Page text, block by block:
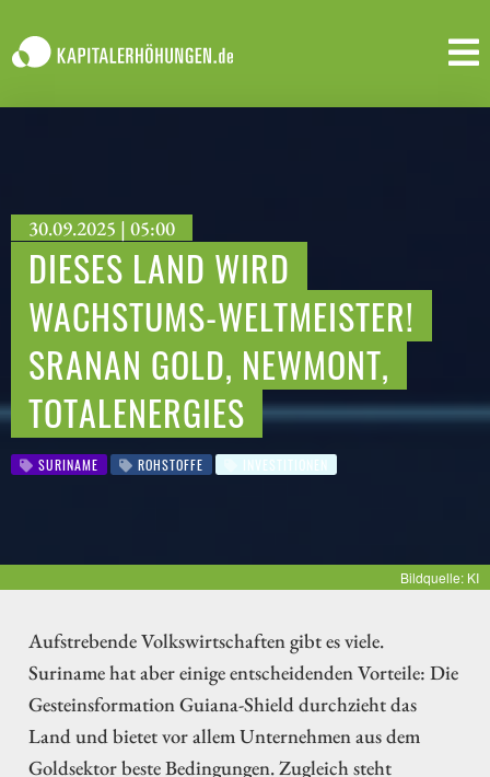
30.09.2025 | 05:00
DIESES LAND WIRD
WACHSTUMS-WELTMEISTER!
SRANAN GOLD, NEWMONT,
TOTALENERGIES
SURINAME ROHSTOFFE INVESTITIONEN
Bildquelle: KI
Aufstrebende Volkswirtschaften gibt es viele.
Suriname hat aber einige entscheidenden Vorteile: Die
Gesteinsformation Guiana-Shield durchzieht das
Land und bietet vor allem Unternehmen aus dem
Goldsektor beste Bedingungen. Zugleich steht